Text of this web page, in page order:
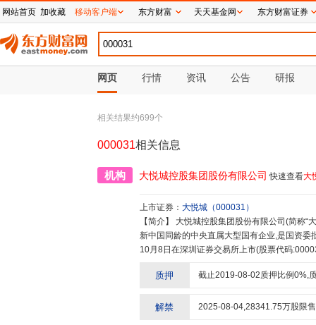
网页 行情 资讯 公告 研报
相关结果约699个
000031相关信息
机构 大悦城控股集团股份有限公司 快速查看大
上市证券： 大悦城 （000031 ）
【简介】
新中国同龄的中央直属大型国有企业,是国资
10月8日在深圳证券交易所上市(股票代码
轮双核”的发展模式,以“开发+经营”双轮驱动,
悦城控股持续驱动多业态立体联动,助力城市
质押 截止2019-08-02质押比例0%,
解禁 2025-08-04,28341.75万股限
网站首页 加收藏 移动客户端 东方财富 天天基金网 东方财富证券